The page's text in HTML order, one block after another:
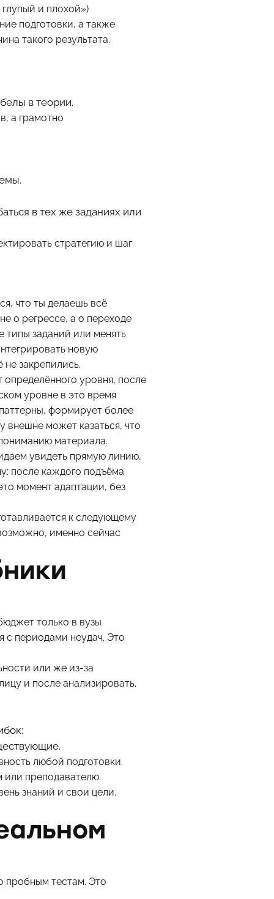
и плохой»)
подготовки, а также
такого результата.
в теории.
а грамотно
в тех же заданиях или
стратегию и шаг
что ты делаешь всё
о регрессе, а о переходе
типы заданий или менять
новую
закрепились.
определённого уровня, после
уровне в это время
формирует более
может казаться, что
материала.
увидеть прямую линию,
после каждого подъёма
момент адаптации, без
к следующему
именно сейчас
только в вузы
с периодами неудач. Это
или же из-за
и после анализировать.
любой подготовки.
преподавателю.
знаний и свои цели.
пробным тестам. Это